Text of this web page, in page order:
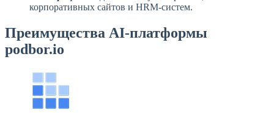
корпоративных сайтов и HRM-систем.
Преимущества AI-платформы
podbor.io